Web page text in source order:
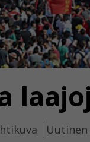
Uutinen